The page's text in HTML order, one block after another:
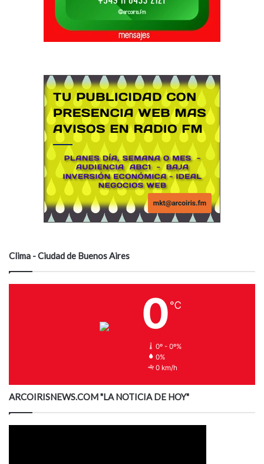
Clima - Ciudad de Buenos Aires
0 ℃
0º - 0º%
0%
0 km/h
ARCOIRISNEWS.COM "LA NOTICIA DE HOY"